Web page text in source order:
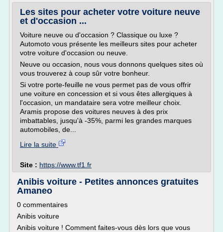
Les sites pour acheter votre voiture neuve
et d'occasion ...
Voiture neuve ou d'occasion ? Classique ou luxe ?
Automoto vous présente les meilleurs sites pour acheter
votre voiture d'occasion ou neuve.
Neuve ou occasion, nous vous donnons quelques sites où
vous trouverez à coup sûr votre bonheur.
Si votre porte-feuille ne vous permet pas de vous offrir
une voiture en concession et si vous êtes allergiques à
l'occasion, un mandataire sera votre meilleur choix.
Aramis propose des voitures neuves à des prix
imbattables, jusqu'à -35%, parmi les grandes marques
automobiles, de...
Lire la suite
Site : https://www.tf1.fr
Anibis voiture - Petites annonces gratuites
Amaneo
0 commentaires
Anibis voiture
Anibis voiture ! Comment faites-vous dès lors que vous